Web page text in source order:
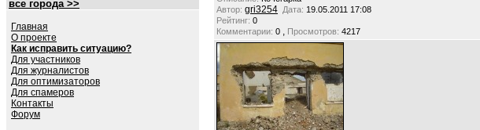
все города >>
Главная
О проекте
Как исправить ситуацию?
Для участников
Для журналистов
Для оптимизаторов
Для спамеров
Контакты
Форум
Автор: gri3254 Дата: 19.05.2011 17:08
Рейтинг: 0
Комментарии: 0 , Просмотров: 4217